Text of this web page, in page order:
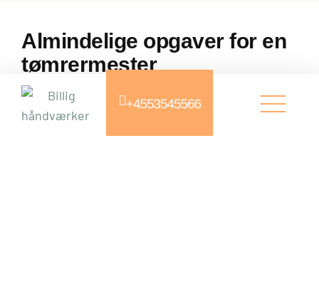
+4553545566
Almindelige opgaver for en
tømrermester
Nogle af de mest almindelige opgaver, en